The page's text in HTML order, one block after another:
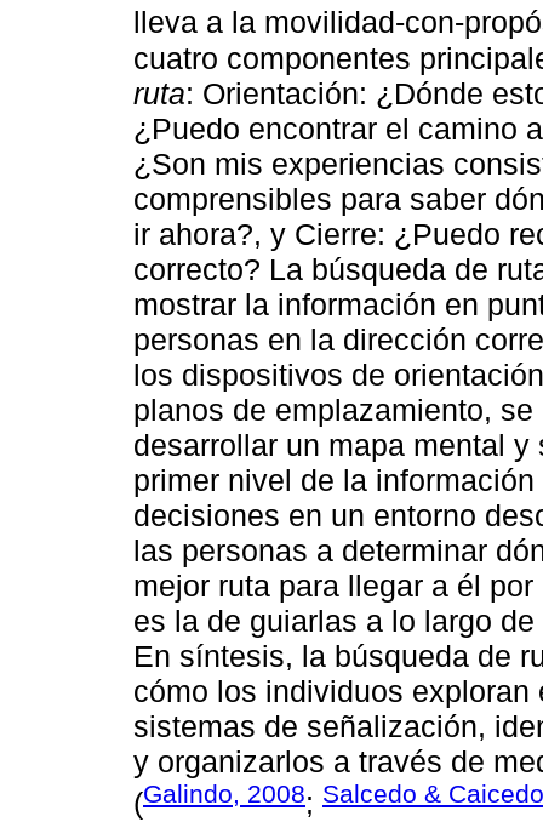
lleva a la movilidad-con-
cuatro componentes
ruta: Orientación: ¿Dónde
¿Puedo encontrar el camino
¿Son mis experiencias
comprensibles para saber
ir ahora?, y Cierre: ¿Puedo
correcto? La búsqueda de
mostrar la información en
personas en la dirección
los dispositivos de
planos de emplazamiento,
desarrollar un mapa mental
primer nivel de la
decisiones en un entorno
las personas a determinar
mejor ruta para llegar a él
es la de guiarlas a lo largo
En síntesis, la búsqueda de
cómo los individuos
sistemas de señalización,
y organizarlos a través de
(Galindo, 2008; Salcedo &